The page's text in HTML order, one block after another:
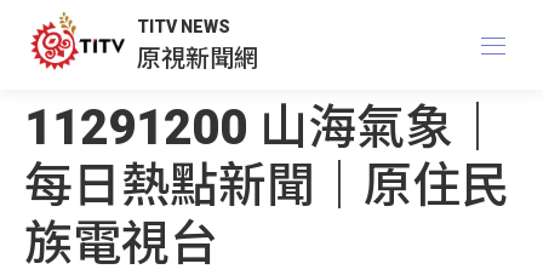
TITV NEWS
原視新聞網
11291200 山海氣象｜
每日熱點新聞｜原住民
族電視台